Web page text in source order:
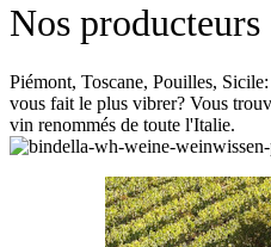
Nos producteurs
Piémont, Toscane, Pouilles,
vous fait le plus vibrer? Vous
vin renommés de toute l'Italie.